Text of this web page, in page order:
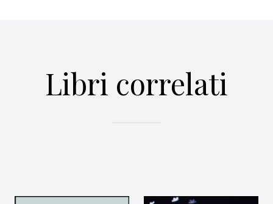
Libri correlati